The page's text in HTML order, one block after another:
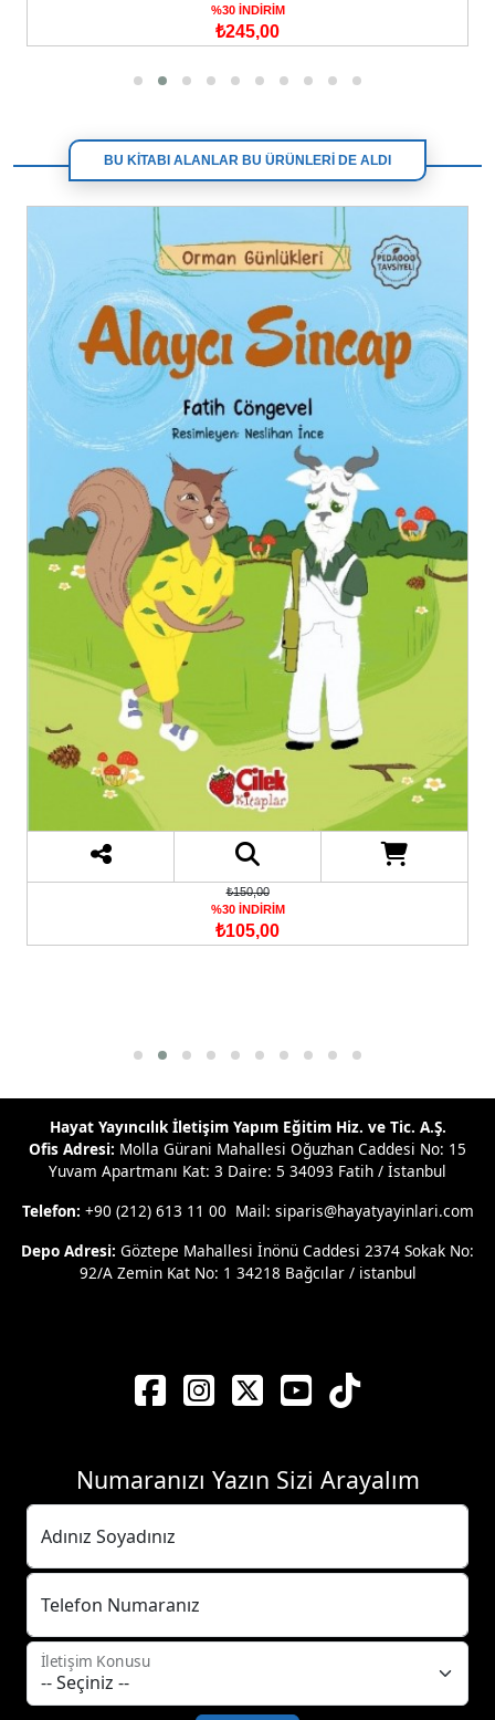
%30 İNDİRİM
₺245,00
BU KİTABI ALANLAR BU ÜRÜNLERİ DE ALDI
₺150,00
%30 İNDİRİM
₺105,00
Hayat Yayıncılık İletişim Yapım Eğitim Hiz. ve Tic. A.Ş.
Ofis Adresi: Molla Gürani Mahallesi Oğuzhan Caddesi No: 15
Yuvam Apartmanı Kat: 3 Daire: 5 34093 Fatih / İstanbul
Telefon: +90 (212) 613 11 00 Mail: siparis@hayatyayinlari.com
Depo Adresi: Göztepe Mahallesi İnönü Caddesi 2374 Sokak No:
92/A Zemin Kat No: 1 34218 Bağcılar / istanbul
Numaranızı Yazın Sizi Arayalım
Adınız Soyadınız
Telefon Numaranız
İletişim Konusu